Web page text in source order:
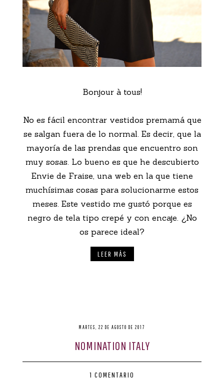
Bonjour à tous!
No es fácil encontrar vestidos premamá que
se salgan fuera de lo normal. Es decir, que la
mayoría de las prendas que encuentro son
muy sosas. Lo bueno es que he descubierto
Envie de Fraise, una web en la que tiene
muchísimas cosas para solucionarme estos
meses. Este vestido me gustó porque es
negro de tela tipo crepé y con encaje. ¿No
os parece ideal?
LEER MÁS
MARTES, 22 DE AGOSTO DE 2017
NOMINATION ITALY
1 COMENTARIO